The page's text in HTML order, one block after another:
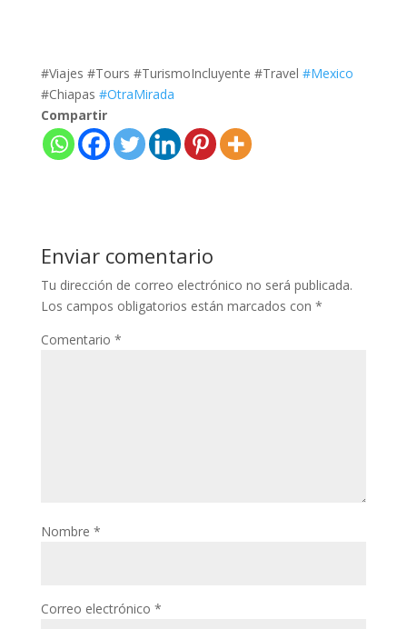
#Viajes #Tours #TurismoIncluyente #Travel #Mexico
#Chiapas #OtraMirada
Compartir
Enviar comentario
Tu dirección de correo electrónico no será publicada.
Los campos obligatorios están marcados con *
Comentario *
Nombre *
Correo electrónico *